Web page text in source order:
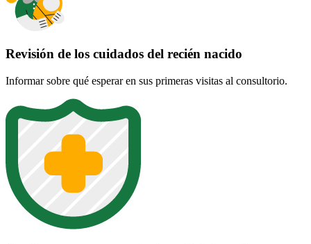
Revisión de los cuidados del recién nacido
Informar sobre qué esperar en sus primeras visitas al consultorio.